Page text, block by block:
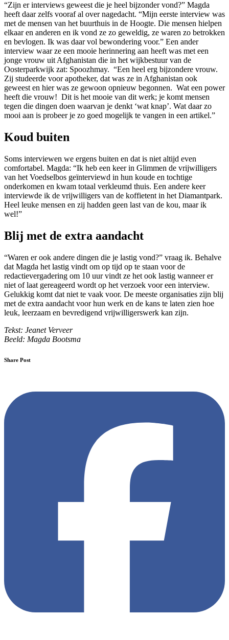
“Zijn er interviews geweest die je heel bijzonder vond?” Magda
heeft daar zelfs vooraf al over nagedacht. “Mijn eerste interview was
met de mensen van het buurthuis in de Hoogte. Die mensen hielpen
elkaar en anderen en ik vond ze zo geweldig, ze waren zo betrokken
en bevlogen. Ik was daar vol bewondering voor.” Een ander
interview waar ze een mooie herinnering aan heeft was met een
jonge vrouw uit Afghanistan die in het wijkbestuur van de
Oosterparkwijk zat: Spoozhmay. “Een heel erg bijzondere vrouw.
Zij studeerde voor apotheker, dat was ze in Afghanistan ook
geweest en hier was ze gewoon opnieuw begonnen. Wat een power
heeft die vrouw! Dit is het mooie van dit werk; je komt mensen
tegen die dingen doen waarvan je denkt ‘wat knap’. Wat daar zo
mooi aan is probeer je zo goed mogelijk te vangen in een artikel.”
Koud buiten
Soms interviewen we ergens buiten en dat is niet altijd even
comfortabel. Magda: “Ik heb een keer in Glimmen de vrijwilligers
van het Voedselbos geïnterviewd in hun koude en tochtige
onderkomen en kwam totaal verkleumd thuis. Een andere keer
interviewde ik de vrijwilligers van de koffietent in het Diamantpark.
Heel leuke mensen en zij hadden geen last van de kou, maar ik
wel!”
Blij met de extra aandacht
“Waren er ook andere dingen die je lastig vond?” vraag ik. Behalve
dat Magda het lastig vindt om op tijd op te staan voor de
redactievergadering om 10 uur vindt ze het ook lastig wanneer er
niet of laat gereageerd wordt op het verzoek voor een interview.
Gelukkig komt dat niet te vaak voor. De meeste organisaties zijn blij
met de extra aandacht voor hun werk en de kans te laten zien hoe
leuk, leerzaam en bevredigend vrijwilligerswerk kan zijn.
Tekst: Jeanet Verveer
Beeld: Magda Bootsma
Share Post